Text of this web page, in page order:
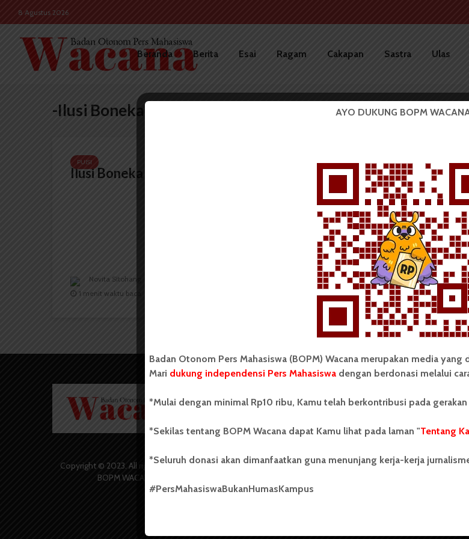
8 Agustus 2026
Beranda Berita Esai Ragam Cakapan Sastra Ulas
-Ilusi Boneka
PUISI
Ilusi Boneka
Novita Sitohang
1 menit waktu baca
Copyright © 2023. All rights reserved
BOPM WACANA.
Wacana merupakan pers mahasiswa
secara mandiri oleh mahasiswa
Universitas Sumatera Utara (USU).
salah satu Unit Kegiatan Mahasiswa
dengan nama Pers Mahasiswa SUARA
USU yang berdiri pada 1 Juli 1995.
Info Iklan
Pedoman
AYO DUKUNG BOPM
Badan Otonom Pers Mahasiswa (BOPM) Wacana merupakan media
Mari dukung independensi Pers Mahasiswadengan berdonasi melalui
*Mulai dengan minimal Rp10 ribu, Kamu telah berkontribusi pada
*Sekilas tentang BOPM Wacana dapat Kamu lihat pada laman "Tentang
*Seluruh donasi akan dimanfaatkan guna menunjang kerja-kerja
#PersMahasiswaBukanHumasKampus